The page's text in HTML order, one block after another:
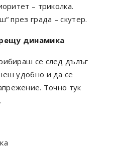
– триколка.
през града – скутер.
динамика
се след дълъг
удобно и да се
Точно тук